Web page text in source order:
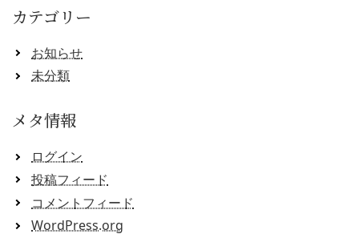
カテゴリー
お知らせ
未分類
メタ情報
ログイン
投稿フィード
コメントフィード
WordPress.org